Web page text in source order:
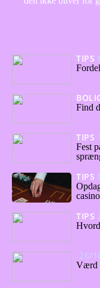
TIPS
Find
TIPS
Fest
TIPS
casino
TIPS
26/
Værd